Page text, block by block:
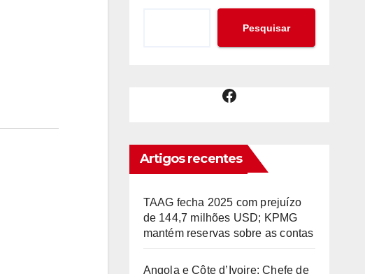
Pesquisar
Facebook
Artigos recentes
TAAG fecha 2025 com prejuízo
de 144,7 milhões USD; KPMG
mantém reservas sobre as contas
Angola e Côte d’Ivoire: Chefe de